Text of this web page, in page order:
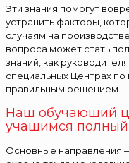
Эти знания помогут
устранить факторы,
случаям на
вопроса может стать
знаний, как
специальных Центрах по
правильным решением.
Наш обучающий
учащимся полный
Основные направления